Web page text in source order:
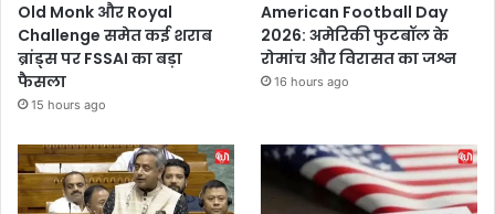
Old Monk और Royal
Challenge समेत कई शराब
ब्रांड्स पर FSSAI का बड़ा
फैसला
15 hours ago
American Football Day
2026: अमेरिकी फुटबॉल के
रोमांच और विरासत का जश्न
16 hours ago